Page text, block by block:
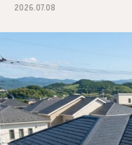
2026.07.08